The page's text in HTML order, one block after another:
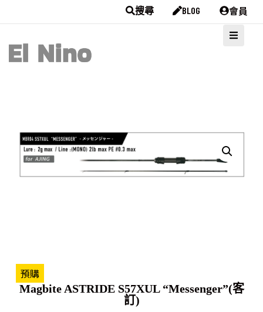
搜尋 BLOG 會員
預購
Magbite ASTRIDE S57XUL “Messenger”(客
訂)